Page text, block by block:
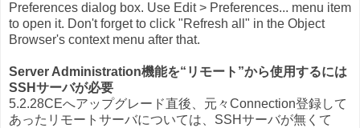
Preferences dialog box. Use Edit > Preferences... menu item
to open it. Don't forget to click "Refresh all" in the Object
Browser's context menu after that.
Server Administration機能を“リモート ”から使用するには
SSHサーバが必要
5.2.28CEへアップグレード直後、元々Connection登録して
あったリモートサーバについては、SSHサーバが無くて